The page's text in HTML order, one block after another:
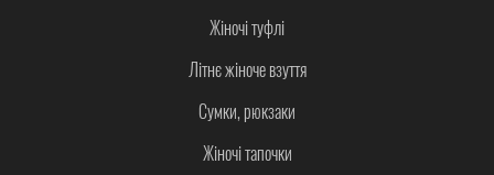
Жіночі туфлі
Літнє жіноче взуття
Сумки, рюкзаки
Жіночі тапочки